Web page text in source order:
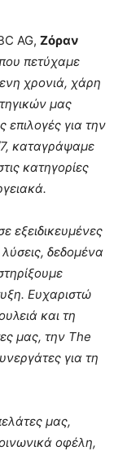
AG, Ζόραν
πετύχαμε
χρονιά, χάρη
μας
επιλογές για την
καταγράψαμε
κατηγορίες
εξειδικευμένες
δεδομένα
Ευχαριστώ
και τη
μας, την The
για τη
μας,
οφέλη,